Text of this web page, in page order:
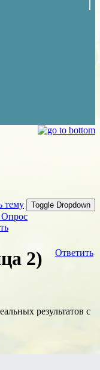
тему Toggle Dropdown
Ответить
2)
результатов с